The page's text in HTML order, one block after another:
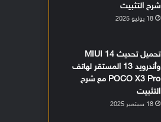
شرح التثبيت
18 يوليو 2025
تحميل تحديث MIUI 14
وأندرويد 13 المستقر لهاتف
POCO X3 Pro مع شرح
التثبيت
18 سبتمبر 2025